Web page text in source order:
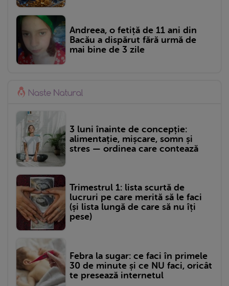
Andreea, o fetiță de 11 ani din
Bacău a dispărut fără urmă de
mai bine de 3 zile
3 luni înainte de concepție:
alimentație, mișcare, somn și
stres — ordinea care contează
Trimestrul 1: lista scurtă de
lucruri pe care merită să le faci
(și lista lungă de care să nu îți
pese)
Febra la sugar: ce faci în primele
30 de minute și ce NU faci, oricât
te presează internetul